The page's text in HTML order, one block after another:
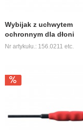
Wybijak z uchwytem
ochronnym dla dłoni
Nr artykułu.: 156.0211 etc.